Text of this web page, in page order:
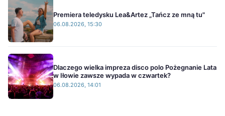
Premiera teledysku Lea&Artez „Tańcz ze mną tu"
06.08.2026, 15:30
Dlaczego wielka impreza disco polo Pożegnanie Lata
w Iłowie zawsze wypada w czwartek?
06.08.2026, 14:01